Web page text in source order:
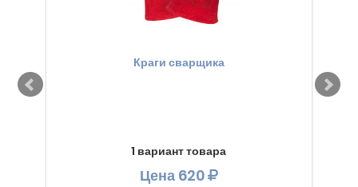
Краги сварщика
1 вариант товара
Цена620